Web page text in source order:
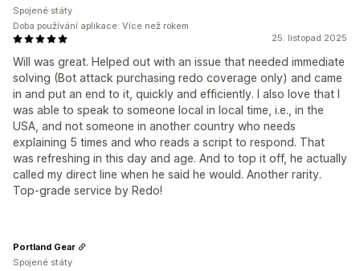
25. listopad 2025
Will was great. Helped out with an issue that needed immediate
solving (Bot attack purchasing redo coverage only) and came
in and put an end to it, quickly and efficiently. I also love that I
was able to speak to someone local in local time, i.e., in the
USA, and not someone in another country who needs
explaining 5 times and who reads a script to respond. That
was refreshing in this day and age. And to top it off, he actually
called my direct line when he said he would. Another rarity.
Top-grade service by Redo!
Spojené státy
Doba používání aplikace: Více než rokem
Portland Gear
Spojené státy